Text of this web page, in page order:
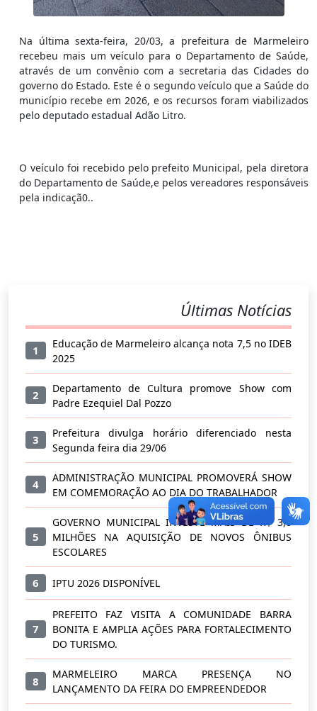
Na última sexta-feira, 20/03, a prefeitura de Marmeleiro
recebeu mais um veículo para o Departamento de Saúde,
através de um convênio com a secretaria das Cidades do
governo do Estado. Este é o segundo veículo que a Saúde do
município recebe em 2026, e os recursos foram viabilizados
pelo deputado estadual Adão Litro.
O veículo foi recebido pelo prefeito Municipal, pela diretora
do Departamento de Saúde,e pelos vereadores responsáveis
pela indicaçã0..
Últimas Notícias
1
Educação de Marmeleiro alcança nota 7,5 no IDEB
2025
2
Departamento de Cultura promove Show com
Padre Ezequiel Dal Pozzo
3
Prefeitura divulga horário diferenciado nesta
Segunda feira dia 29/06
4
ADMINISTRAÇÃO MUNICIPAL PROMOVERÁ SHOW
EM COMEMORAÇÃO AO DIA DO TRABALHADOR
5
GOVERNO MUNICIPAL INVESTE MAIS DE R$ 3,6
MILHÕES NA AQUISIÇÃO DE NOVOS ÔNIBUS
ESCOLARES
6 IPTU 2026 DISPONÍVEL
7
PREFEITO FAZ VISITA A COMUNIDADE BARRA
BONITA E AMPLIA AÇÕES PARA FORTALECIMENTO
DO TURISMO.
8
MARMELEIRO MARCA PRESENÇA NO
LANÇAMENTO DA FEIRA DO EMPREENDEDOR